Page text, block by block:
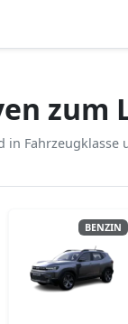
zum
in
BENZIN